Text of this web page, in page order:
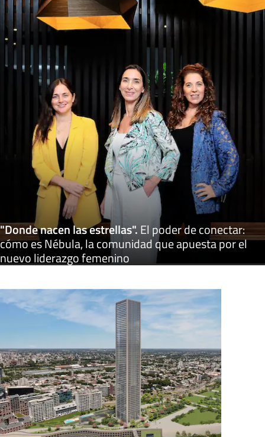
"Donde nacen las estrellas".El poder de conectar:
cómo es Nébula, la comunidad que apuesta por el
nuevo liderazgo femenino